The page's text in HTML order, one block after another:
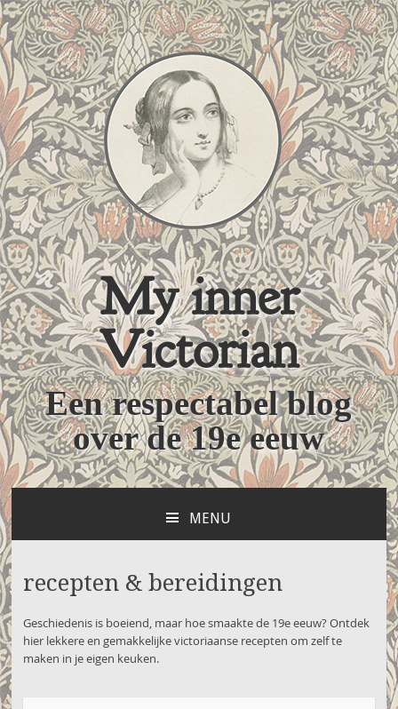
My inner
Victorian
Een respectabel blog
over de 19e eeuw
MENU
SPRINGEN
recepten & bereidingen
Geschiedenis is boeiend, maar hoe smaakte de 19e eeuw? Ontdek
hier lekkere en gemakkelijke victoriaanse recepten om zelf te
maken in je eigen keuken.